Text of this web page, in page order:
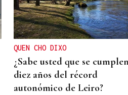
QUEN CHO DIXO
¿Sabe usted que se cumplen
diez años del récord
autonómico de Leiro?